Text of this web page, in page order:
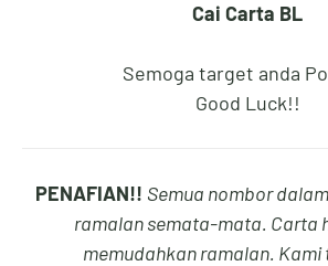
0
6
7
5
6
Cai Carta BL
Semoga target anda
Good Luck!!
PENAFIAN!! Semua nombor
ramalan semata-mata. Carta
memudahkan ramalan.